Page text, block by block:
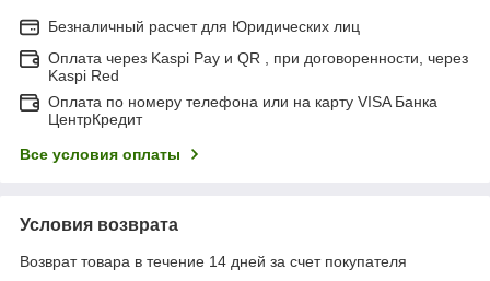
Безналичный расчет для Юридических лиц
Оплата через Kaspi Pay и QR , при договоренности, через
Kaspi Red
Оплата по номеру телефона или на карту VISA Банка
ЦентрКредит
Все условия оплаты
Условия возврата
Возврат товара в течение 14 дней за счет покупателя